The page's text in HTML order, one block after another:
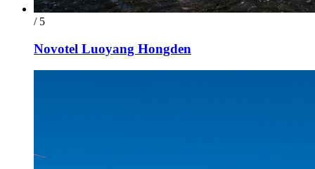
/ 5
Novotel Luoyang Hongden